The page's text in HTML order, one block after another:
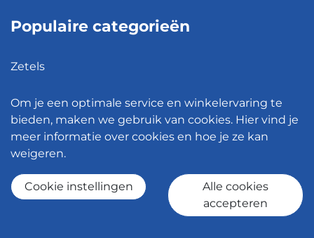
Populaire categorieën
Zetels
Hanglampen
Bureaustoelen
© 2026 - Meubelen Jonckheere -
Om je een optimale service en winkelervaring te
bieden, maken we gebruik van cookies. Hier vind je
meer informatie over cookies en hoe je ze kan
weigeren.
Cookie instellingen
Alle cookies
accepteren